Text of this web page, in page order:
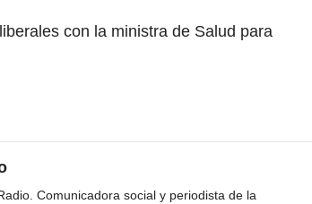
con la ministra de Salud para
Comunicadora social y periodista de la